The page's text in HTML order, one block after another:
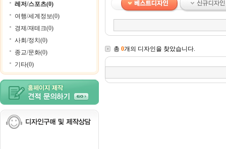
레저/스포츠(0)
여행/세계정보(0)
경제/재테크(0)
사회/정치(0)
종교/문화(0)
기타(0)
총 0개의 디자인을 찾았습니다.